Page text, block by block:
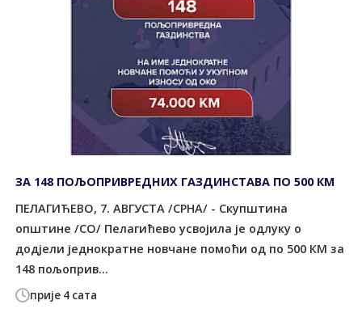
прије 4 сата
ЗА 148 ПОЉОПРИВРЕДНИХ ГАЗДИНСТАВА ПО 500 КМ
ПЕЛАГИЋЕВО, 7. АВГУСТА /СРНА/ - Скупштина
општине /СО/ Пелагићево усвојила је одлуку о
додјели једнократне новчане помоћи од по 500 КМ за
148 пољоприв...